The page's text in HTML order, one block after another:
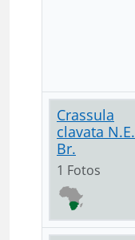
Crassula
clavata N.E.
Br.
1 Fotos